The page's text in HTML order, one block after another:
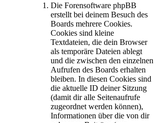
Die Forensoftware phpBB
erstellt bei deinem Besuch des
Boards mehrere Cookies.
Cookies sind kleine
Textdateien, die dein Browser
als temporäre Dateien ablegt
und die zwischen den einzelnen
Aufrufen des Boards erhalten
bleiben. In diesen Cookies sind
die aktuelle ID deiner Sitzung
(damit dir alle Seitenaufrufe
zugeordnet werden können),
Informationen über die von dir